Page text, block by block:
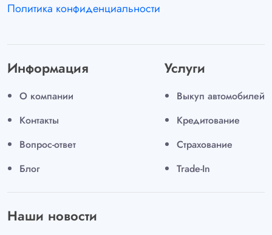
Политика конфиденциальности
Информация
О компании
Контакты
Вопрос-ответ
Блог
Услуги
Выкуп автомобилей
Кредитование
Страхование
Trade-In
Наши новости